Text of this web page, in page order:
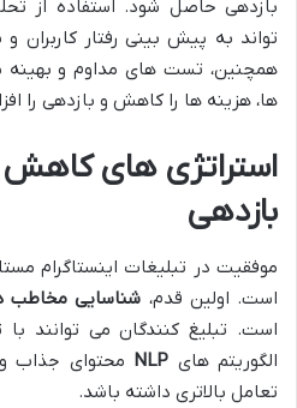
بازدهی حاصل شود. استفاده از
تواند به پیش بینی رفتار
همچنین، تست های مداوم و بهینه
ها، هزینه ها را کاهش و بازدهی را
استراتژی های
بازدهی
موفقیت در تبلیغات اینستاگرام
است. اولین قدم، شناسایی مخاطب
است. تبلیغ کنندگان می توانند با
الگوریتم های NLP محتوای جذاب
تعامل بالاتری داشته باشد.